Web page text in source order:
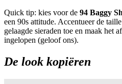
Quick tip: kies voor de 94 Baggy
een 90s attitude. Accentueer de
gelaagde sieraden toe en maak het
ingelopen (geloof ons).
De look kopiëren